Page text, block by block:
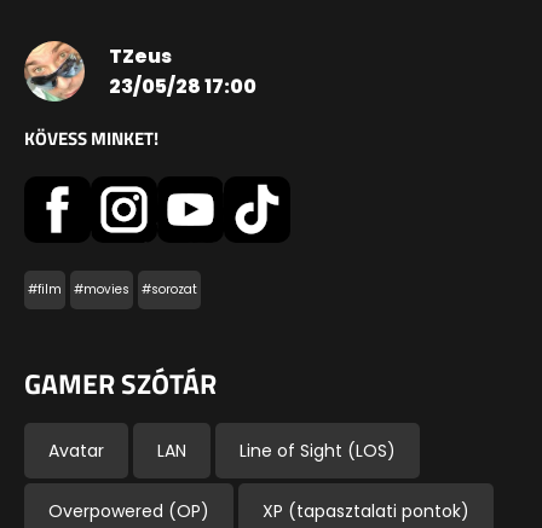
TZeus
23/05/28 17:00
KÖVESS MINKET!
#film #movies #sorozat
GAMER SZÓTÁR
Avatar LAN Line of Sight (LOS)
Overpowered (OP) XP (tapasztalati pontok)